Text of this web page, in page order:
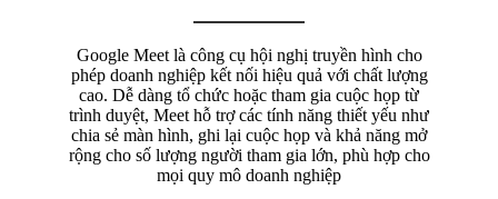
Google Meet là công cụ hội nghị truyền hình cho
phép doanh nghiệp kết nối hiệu quả với chất lượng
cao. Dễ dàng tổ chức hoặc tham gia cuộc họp từ
trình duyệt, Meet hỗ trợ các tính năng thiết yếu như
chia sẻ màn hình, ghi lại cuộc họp và khả năng mở
rộng cho số lượng người tham gia lớn, phù hợp cho
mọi quy mô doanh nghiệp